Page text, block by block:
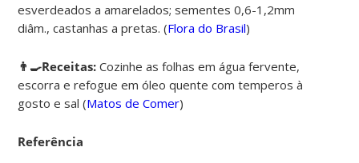
esverdeados a amarelados; sementes 0,6-1,2mm
diâm., castanhas a pretas. (Flora do Brasil)
👨‍🍳Receitas:Cozinhe as folhas em água fervente,
escorra e refogue em óleo quente com temperos à
gosto e sal (Matos de Comer)
Referência